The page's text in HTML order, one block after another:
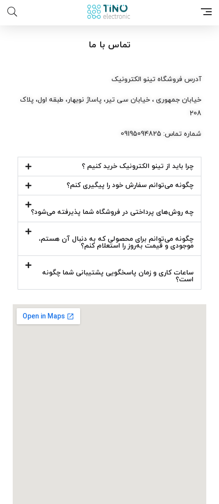
تماس با ما
آدرس فروشگاه تینو الکترونیک
خیابان جمهوری ، خیابان سی تیر، پاساژ نوبهار، طبقه اول، پلاک
208
شماره تماس: 09195094825
چرا باید از تینو الکترونیک خرید کنیم ؟
چگونه می‌توانم سفارش خود را پیگیری کنم؟
چه روش‌های پرداختی در فروشگاه شما پذیرفته می‌شود؟
چگونه می‌توانم برای محصولی که به دنبال آن هستم،
موجودی و قیمت به‌روز را استعلام کنم؟
ساعات کاری و زمان پاسخگویی پشتیبانی شما چگونه
است؟